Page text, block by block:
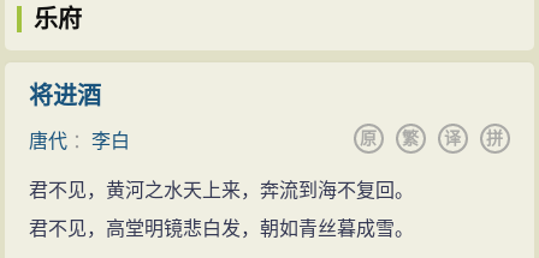
乐府
将进酒
唐代 ：李白 拼
译
繁
原
君不见，黄河之水天上来，奔流到海不复回。
君不见，高堂明镜悲白发，朝如青丝暮成雪。